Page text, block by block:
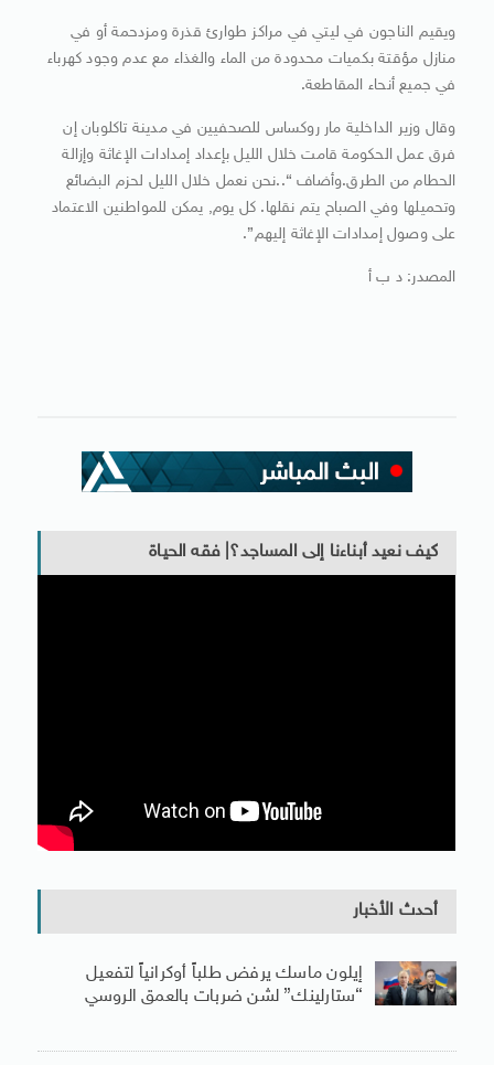
ويقيم الناجون في ليتي في مراكز طوارئ قذرة ومزدحمة أو في
منازل مؤقتة بكميات محدودة من الماء والغذاء مع عدم وجود كهرباء
في جميع أنحاء المقاطعة.
وقال وزير الداخلية مار روكساس للصحفيين في مدينة تاكلوبان إن
فرق عمل الحكومة قامت خلال الليل بإعداد إمدادات الإغاثة وإزالة
الحطام من الطرق.وأضاف “..نحن نعمل خلال الليل لحزم البضائع
وتحميلها وفي الصباح يتم نقلها. كل يوم, يمكن للمواطنين الاعتماد
على وصول إمدادات الإغاثة إليهم”.
المصدر: د ب أ
كيف نعيد أبناءنا إلى المساجد؟| فقه الحياة
أحدث الأخبار
إيلون ماسك يرفض طلباً أوكرانياً لتفعيل
“ستارلينك” لشن ضربات بالعمق الروسي